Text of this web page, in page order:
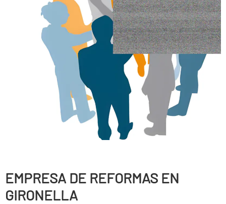
EMPRESA DE REFORMAS EN
GIRONELLA